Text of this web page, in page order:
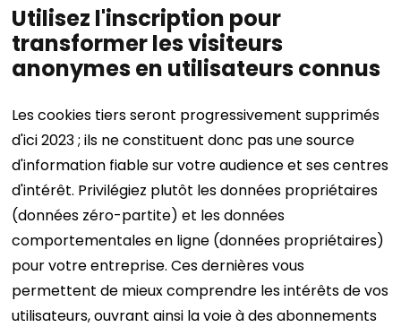
Utilisez l'inscription pour
transformer les visiteurs
anonymes en utilisateurs connus
Les cookies tiers seront progressivement supprimés
d'ici 2023 ; ils ne constituent donc pas une source
d'information fiable sur votre audience et ses centres
d'intérêt. Privilégiez plutôt les données propriétaires
(données zéro-partite) et les données
comportementales en ligne (données propriétaires)
pour votre entreprise. Ces dernières vous
permettent de mieux comprendre les intérêts de vos
utilisateurs, ouvrant ainsi la voie à des abonnements